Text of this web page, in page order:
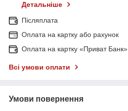
Детальніше
Післяплата
Оплата на картку або рахунок
Оплата на картку «Приват Банк»
Всі умови оплати
Умови повернення